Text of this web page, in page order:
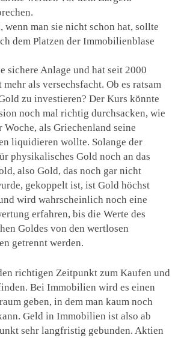
wenn man sie nicht schon hat, sollte
dem Platzen der Immobilienblase
sichere Anlage und hat seit 2000
mehr als versechsfacht. Ob es ratsam
zu investieren? Der Kurs könnte
noch mal richtig durchsacken, wie
Woche, als Griechenland seine
liquidieren wollte. Solange der
physikalisches Gold noch an das
also Gold, das noch gar nicht
gekoppelt ist, ist Gold höchst
wird wahrscheinlich noch eine
erfahren, bis die Werte des
Goldes von den wertlosen
getrennt werden.
richtigen Zeitpunkt zum Kaufen und
Bei Immobilien wird es einen
geben, in dem man kaum noch
Geld in Immobilien ist also ab
sehr langfristig gebunden. Aktien